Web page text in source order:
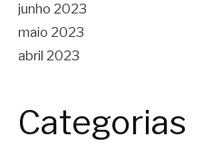
junho 2023
maio 2023
abril 2023
Categorias